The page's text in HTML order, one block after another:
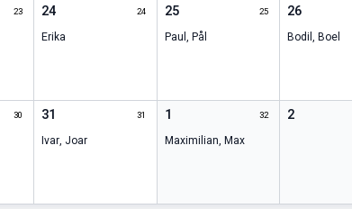
23 24 24
Erika
25 25
Paul, Pål
26
Bodil,Boel
30 31 31
Ivar, Joar
1 32
Maximilian, Max
2